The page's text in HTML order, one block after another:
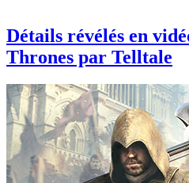
Détails révélés en
Thrones par Telltale